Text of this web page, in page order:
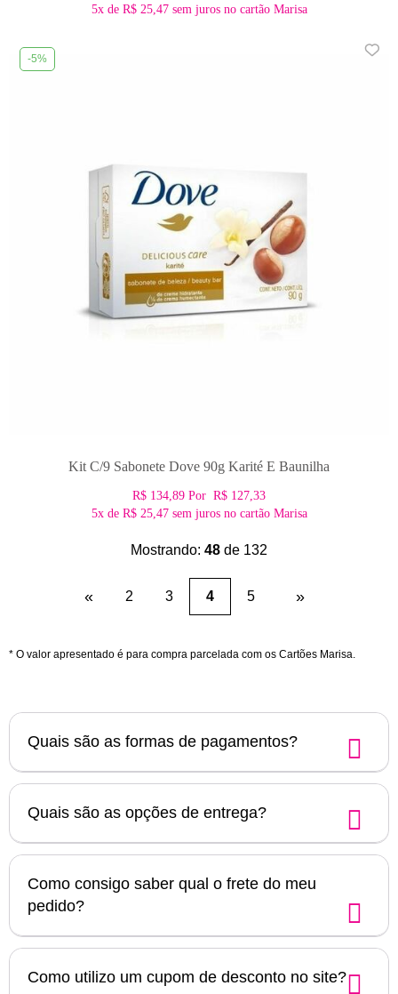
5xde R$ 25,47sem juros no cartão Marisa
-5%
Kit C/9 Sabonete Dove 90g Karité E Baunilha
R$ 134,89 Por R$ 127,33
5xde R$ 25,47sem juros no cartão Marisa
Mostrando: 48 de 132
« 2 3 4(current)
5 »
* O valor apresentado é para compra parcelada com os Cartões Marisa.
Quais são as formas de pagamentos?
Quais são as opções de entrega?
Como consigo saber qual o frete do meu
pedido?
Como utilizo um cupom de desconto no site?